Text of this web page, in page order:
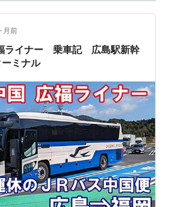
月前
ライナー 乗車記 広島駅新幹
ミナル